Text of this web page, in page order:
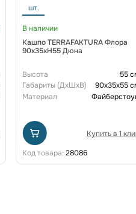
шт.
В наличии
Кашпо TERRAFAKTURA Флора
90x35xH55 Дюна
Высота
55
Габариты (ДxШxВ)
90x35x55
Материал
Купить в 1
Код товара: 28086